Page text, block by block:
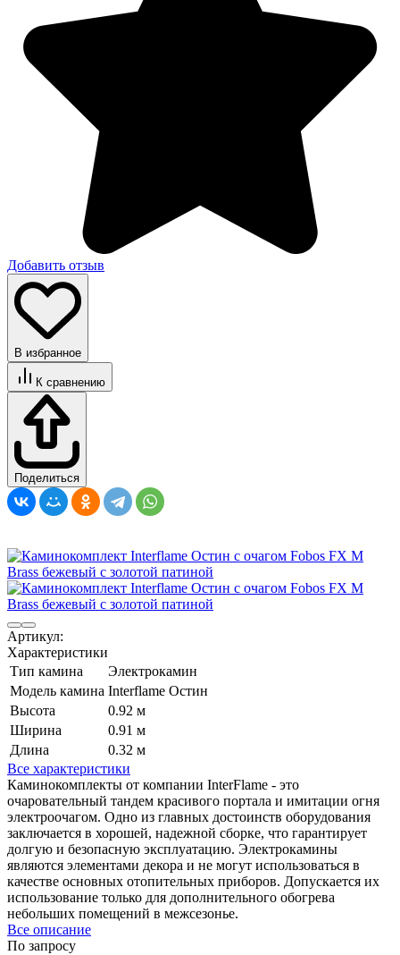
Добавить отзыв
В избранное
К сравнению
Поделиться
Артикул:
Характеристики
Тип камина
Электрокамин
Модель камина Interflame Остин
Высота
0.92 м
Ширина
0.91 м
Длина
0.32 м
Все характеристики
Каминокомплекты от компании InterFlame - это
очаровательный тандем красивого портала и имитации огня
электроочагом. Одно из главных достоинств оборудования
заключается в хорошей, надежной сборке, что гарантирует
долгую и безопасную эксплуатацию. Электрокамины
являются элементами декора и не могут использоваться в
качестве основных отопительных приборов. Допускается их
использование только для дополнительного обогрева
небольших помещений в межсезонье.
Все описание
По запросу